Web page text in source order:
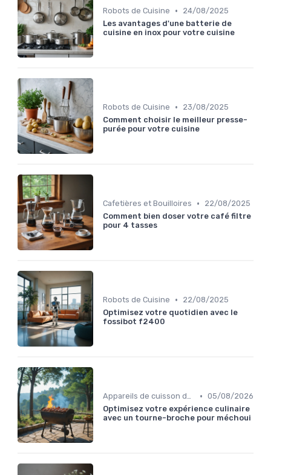
Robots de Cuisine •
24/08/2025
Les avantages d'une batterie de
cuisine en inox pour votre cuisine
Robots de Cuisine •
23/08/2025
Comment choisir le meilleur presse-
purée pour votre cuisine
Cafetières et Bouilloires •
22/08/2025
Comment bien doser votre café filtre
pour 4 tasses
Robots de Cuisine •
22/08/2025
Optimisez votre quotidien avec le
fossibot f2400
Appareils de cuisson de table • 05/08/2026
Optimisez votre expérience culinaire
avec un tourne-broche pour méchoui